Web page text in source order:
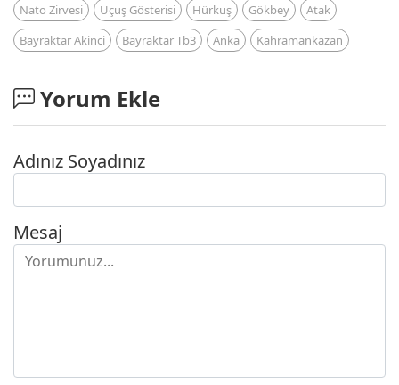
Nato Zirvesi
Uçuş Gösterisi Hürkuş Gökbey
Atak
Bayraktar Akinci
Bayraktar Tb3 Anka Kahramankazan
Yorum Ekle
Adınız Soyadınız
Mesaj